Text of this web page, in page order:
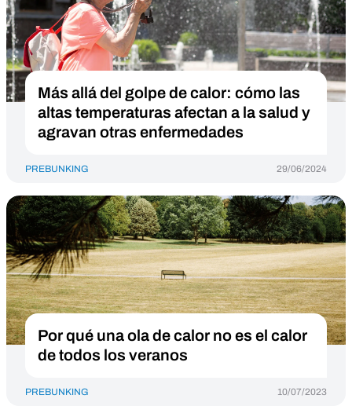
Más allá del golpe de calor: cómo las
altas temperaturas afectan a la salud y
agravan otras enfermedades
PREBUNKING 29/06/2024
Por qué una ola de calor no es el calor
de todos los veranos
PREBUNKING 10/07/2023